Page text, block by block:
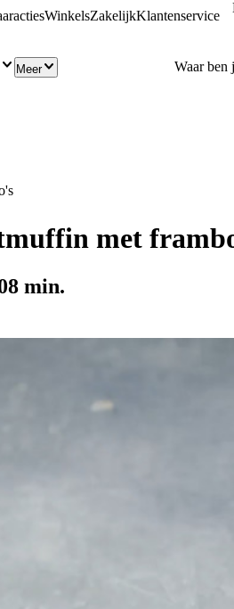
WinkelsZakelijkKlantenservice
Meer
met
min.